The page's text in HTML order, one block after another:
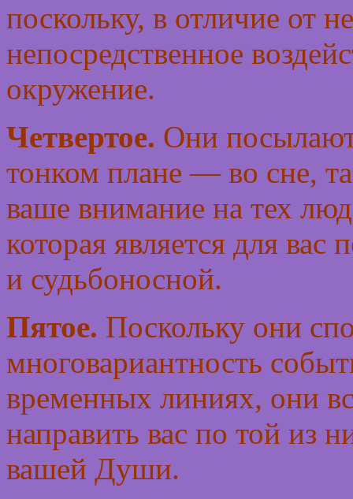
поскольку, в отличие от
непосредственное
окружение.
Четвертое. Они посылают
тонком плане — во сне,
ваше внимание на тех
которая является для
и судьбоносной.
Пятое. Поскольку они
многовариантность
временных линиях, они
направить вас по той из
вашей Души.